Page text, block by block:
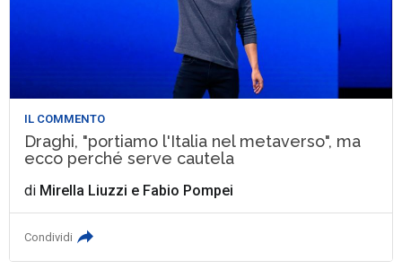
IL COMMENTO
Draghi, "portiamo l'Italia nel metaverso", ma
ecco perché serve cautela
di Mirella Liuzzi e Fabio Pompei
Condividi